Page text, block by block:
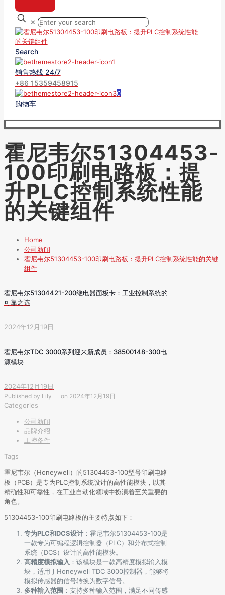
✕
Search
销售热线 24/7
+86 15359458915
0
购物车
霍尼韦尔51304453-
100印刷电路板：提
升PLC控制系统性能
的关键组件
Home
公司新闻
霍尼韦尔51304453-100印刷电路板：提升PLC控制系统性能的关键
组件
霍尼韦尔51304421-200继电器面板卡：工业控制系统的
可靠之选
2024年12月19日
霍尼韦尔TDC 3000系列迎来新成员：38500148-300电
源模块
2024年12月19日
Published by Lily on 2024年12月19日
Categories
公司新闻
品牌介绍
工控备件
Tags
霍尼韦尔（Honeywell）的51304453-100型号印刷电路
板（PCB）是专为PLC控制系统设计的高性能模块，以其
精确性和可靠性，在工业自动化领域中扮演着至关重要的
角色。
51304453-100印刷电路板的主要特点如下：
专为PLC和DCS设计 ：霍尼韦尔51304453-100是
一款专为可编程逻辑控制器（PLC）和分布式控制
系统（DCS）设计的高性能模块。
高精度模拟输入 ：该模块是一款高精度模拟输入模
块，适用于Honeywell TDC 3000控制器，能够将
模拟传感器的信号转换为数字信号。
多种输入范围 ：支持多种输入范围，满足不同传感